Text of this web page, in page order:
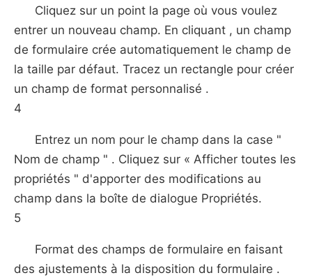
Cliquez sur un point la page où vous voulez
entrer un nouveau champ. En cliquant , un champ
de formulaire crée automatiquement le champ de
la taille par défaut. Tracez un rectangle pour créer
un champ de format personnalisé .
4
Entrez un nom pour le champ dans la case "
Nom de champ " . Cliquez sur « Afficher toutes les
propriétés " d'apporter des modifications au
champ dans la boîte de dialogue Propriétés.
5
Format des champs de formulaire en faisant
des ajustements à la disposition du formulaire .